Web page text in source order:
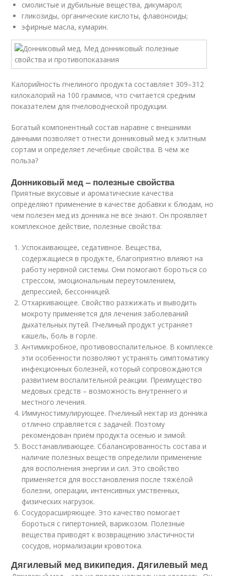
смолистые и дубильные вещества, дикумарол;
гликозиды, органические кислоты, флавоноиды;
эфирные масла, кумарин.
Калорийность пчелиного продукта составляет 309–312
килокалорий на 100 граммов, что считается средним
показателем для пчеловодческой продукции.
Богатый компонентный состав наравне с внешними
данными позволяет отнести донниковый мед к элитным
сортам и определяет лечебные свойства. В чём же
польза?
Донниковый мед – полезные свойства
Приятные вкусовые и ароматические качества
определяют применение в качестве добавки к блюдам, но
чем полезен мед из донника не все знают. Он проявляет
комплексное действие, полезные свойства:
Успокаивающее, седативное. Вещества,
содержащиеся в продукте, благоприятно влияют на
работу нервной системы. Они помогают бороться со
стрессом, эмоциональным переутомлением,
депрессией, бессонницей.
Отхаркивающее. Свойство разжижать и выводить
мокроту применяется для лечения заболеваний
дыхательных путей. Пчелиный продукт устраняет
кашель, боль в горле.
Антимикробное, противовоспалительное. В комплексе
эти особенности позволяют устранять симптоматику
инфекционных болезней, который сопровождаются
развитием воспалительной реакции. Преимущество
медовых средств – возможность внутреннего и
местного лечения.
Иммуностимулирующее. Пчелиный нектар из донника
отлично справляется с задачей. Поэтому
рекомендован приём продукта осенью и зимой.
Восстанавливающее. Сбалансированность состава и
наличие полезных веществ определили применение
для восполнения энергии и сил. Это свойство
применяется для восстановления после тяжёлой
болезни, операции, интенсивных умственных,
физических нагрузок.
Сосудорасширяющее. Это качество помогает
бороться с гипертонией, варикозом. Полезные
вещества приводят к возвращению эластичности
сосудов, нормализации кровотока.
Дягилевый мед википедия. Дягилевый мед